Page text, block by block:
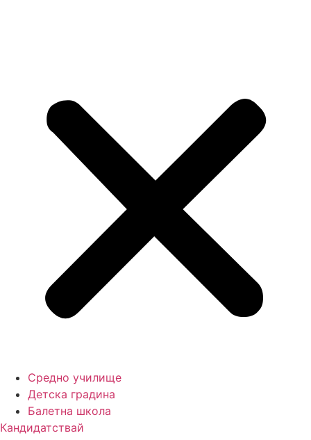
Средно училище
Детска градина
Балетна школа
Кандидатствай